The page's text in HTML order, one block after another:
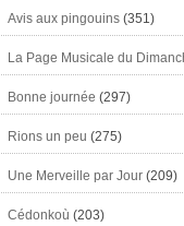
Avis aux pingouins(351)
La Page Musicale du
Bonne journée (297)
Rions un peu (275)
Une Merveille par Jour(209)
Cédonkoù (203)